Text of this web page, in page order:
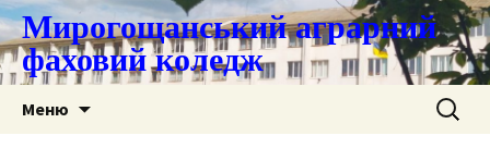
Мирогощанський аграрний
фаховий коледж
Меню Пошук: